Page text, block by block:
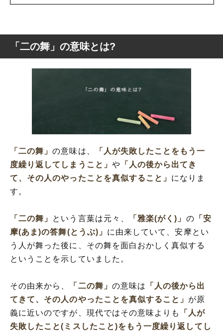
「二の舞」の意味とは?
「二の舞」の言葉の使い方
釈)
「二の舞を踏む」は誤用?
「二の舞」と「二の足」の違い
「二の舞」の意味とは?
「二の舞」の意味は、
「人が失敗したことをもう一
度繰り返してしまうこと」 や 「人の後から出てき
て、その人のやったことを真似すること」 になりま
す。
「二の舞」 という言葉は元々、 「雅楽(がく)」 の 「安
摩(あま)の答舞(とうぶ)」 に由来していて、安摩とい
う人が舞った後に、その舞を面白おかしく真似する
ということを示していました。
その由来から、 「二の舞」 の意味は
「人の後から出
てきて、その人のやったことを真似すること」 が原
義に近いのですが、現代ではその意味よりも
「人が
失敗したこと(ミスしたこと)をもう一度繰り返してし